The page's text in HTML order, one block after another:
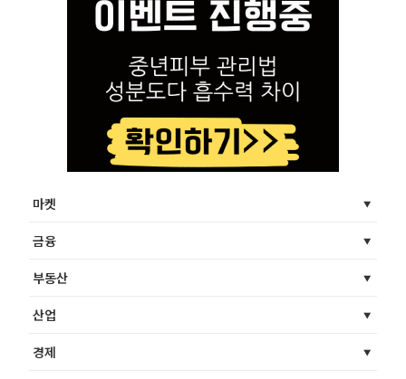
마켓
금융
부동산
산업
경제